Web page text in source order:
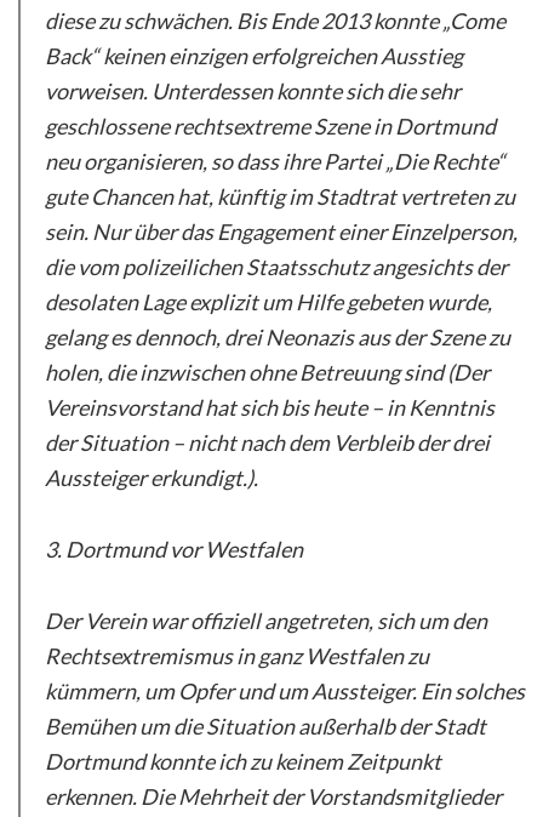
diese zu schwächen. Bis Ende 2013 konnte „Come
Back“ keinen einzigen erfolgreichen Ausstieg
vorweisen. Unterdessen konnte sich die sehr
geschlossene rechtsextreme Szene in Dortmund
neu organisieren, so dass ihre Partei „Die Rechte“
gute Chancen hat, künftig im Stadtrat vertreten zu
sein. Nur über das Engagement einer Einzelperson,
die vom polizeilichen Staatsschutz angesichts der
desolaten Lage explizit um Hilfe gebeten wurde,
gelang es dennoch, drei Neonazis aus der Szene zu
holen, die inzwischen ohne Betreuung sind (Der
Vereinsvorstand hat sich bis heute – in Kenntnis
der Situation – nicht nach dem Verbleib der drei
Aussteiger erkundigt.).
3. Dortmund vor Westfalen
Der Verein war offiziell angetreten, sich um den
Rechtsextremismus in ganz Westfalen zu
kümmern, um Opfer und um Aussteiger. Ein solches
Bemühen um die Situation außerhalb der Stadt
Dortmund konnte ich zu keinem Zeitpunkt
erkennen. Die Mehrheit der Vorstandsmitglieder